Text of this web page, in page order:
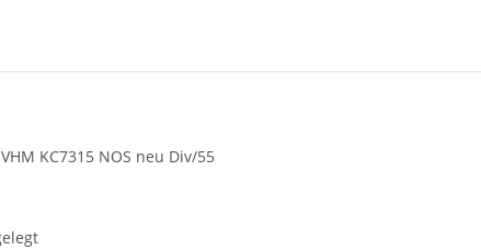
KC7315 NOS neu Div/55